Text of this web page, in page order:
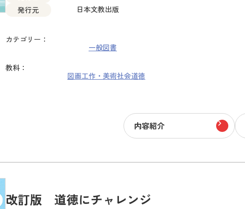
発行元
日本文教出版
カテゴリー：
一般図書
教科：
図画工作・美術社会道徳
内容紹介
改訂版 道徳にチャレンジ